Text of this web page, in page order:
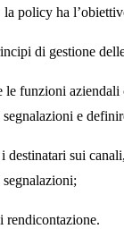
la policy ha
di gestione
funzioni aziendali
segnalazioni e
destinatari sui
rendicontazione.